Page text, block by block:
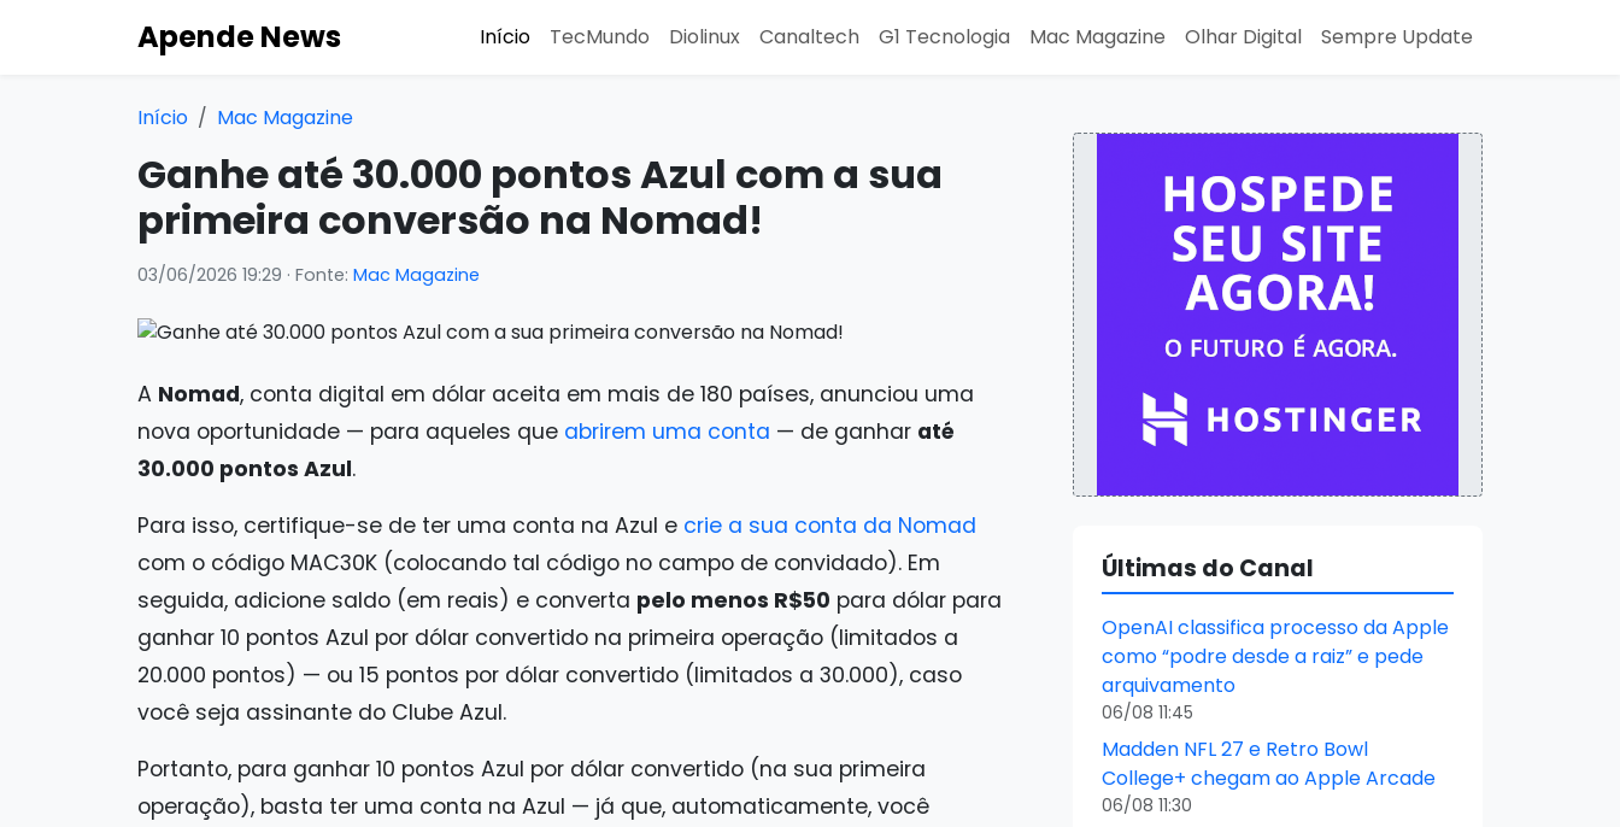
Apende News Início TecMundo Diolinux Canaltech G1 Tecnologia Mac Magazine Olhar Digital Sempre Update
Início Mac Magazine
Ganhe até 30.000 pontos Azul com a sua
primeira conversão na Nomad!
03/06/2026 19:29 · Fonte: Mac Magazine
A Nomad, conta digital em dólar aceita em mais de 180 países, anunciou uma
nova oportunidade — para aqueles que abrirem uma conta — de ganhar até
30.000 pontos Azul.
Para isso, certifique-se de ter uma conta na Azul e crie a sua conta da Nomad
com o código MAC30K (colocando tal código no campo de convidado). Em
seguida, adicione saldo (em reais) e converta pelo menos R$50 para dólar para
ganhar 10 pontos Azul por dólar convertido na primeira operação (limitados a
20.000 pontos) — ou 15 pontos por dólar convertido (limitados a 30.000), caso
você seja assinante do Clube Azul.
Portanto, para ganhar 10 pontos Azul por dólar convertido (na sua primeira
operação), basta ter uma conta na Azul — já que, automaticamente, você
Últimas do Canal
OpenAI classifica processo da Apple
como “podre desde a raiz” e pede
arquivamento
06/08 11:45
Madden NFL 27 e Retro Bowl
College+ chegam ao Apple Arcade
06/08 11:30